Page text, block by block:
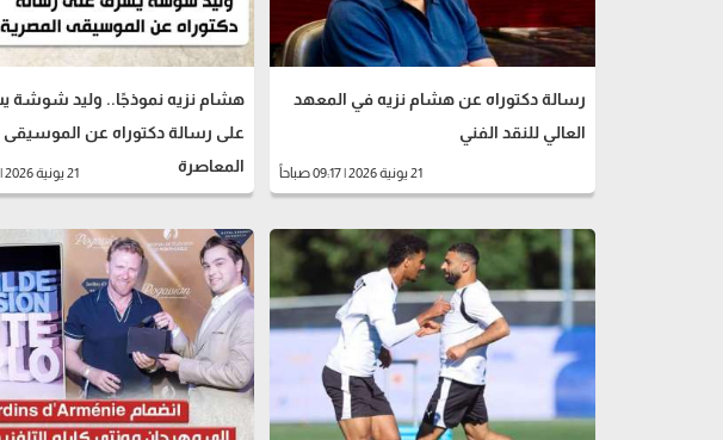
رسالة دكتوراه عن هشام نزيه في المعهد
العالي للنقد الفني
21 يونية 2026 | 09:17 صباحاً
هشام نزيه نموذجًا.. وليد شوشة
على رسالة دكتوراه عن الموسيقى
المعاصرة
21 يونية 2026 | 12:12 صباحاً